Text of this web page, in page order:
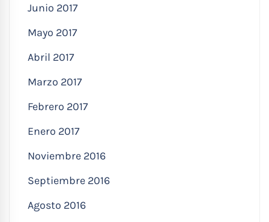
Junio 2017
Mayo 2017
Abril 2017
Marzo 2017
Febrero 2017
Enero 2017
Noviembre 2016
Septiembre 2016
Agosto 2016